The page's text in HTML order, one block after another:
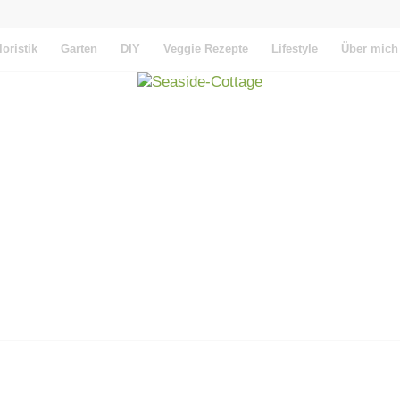
Garten DIY Veggie Rezepte Lifestyle Über mich